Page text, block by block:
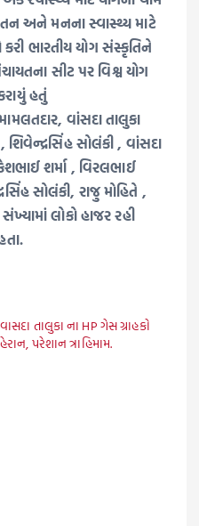
અને મનના સ્વાસ્થ્ય માટે
ભારતીય યોગ સંસ્કૃતિને
સીટ પર વિશ્વ યોગ
હતું
વાંસદા તાલુકા
સોલંકી , વાંસદા
શર્મા , વિરલભાઈ
સોલંકી, રાજુ મોહિતે ,
લોકો હાજર રહી
વાસદા તાલુકા ના HP ગેસ ગ્રાહકો
હેરાન, પરેશાન ત્રાહિમામ.